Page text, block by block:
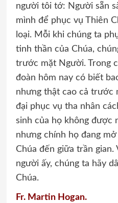
người tôi tớ: Người sẵn
mình để phục vụ Thiên
loại. Mỗi khi chúng ta
tinh thần của Chúa,
trước mặt Người. Trong
đoàn hôm nay có biết
nhưng thật cao cả trước
đại phục vụ tha nhân
sinh của họ không được
nhưng chính họ đang
Chúa đến giữa trần
người ấy, chúng ta hãy
Chúa.
Fr. Martin Hogan.